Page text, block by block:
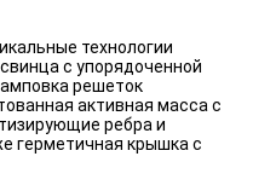
технологии
с упорядоченной
решеток
активная масса с
ребра и
герметичная крышка с